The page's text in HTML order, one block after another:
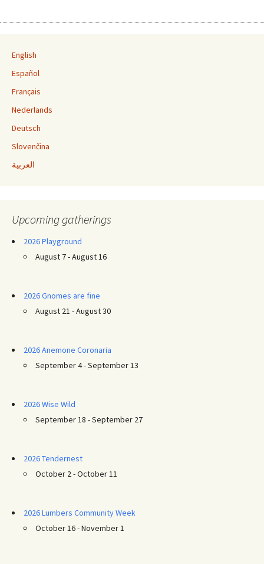
English
Español
Français
Nederlands
Deutsch
Slovenčina
العربية
Upcoming gatherings
2026 Playground
August 7 - August 16
2026 Gnomes are fine
August 21 - August 30
2026 Anemone Coronaria
September 4 - September 13
2026 Wise Wild
September 18 - September 27
2026 Tendernest
October 2 - October 11
2026 Lumbers Community Week
October 16 - November 1